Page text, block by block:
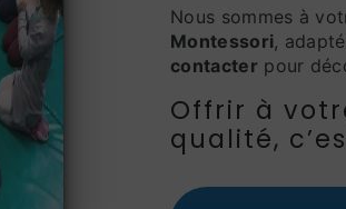
Nous sommes à
Montessori,
contacter pour
Offrir à
qualité,